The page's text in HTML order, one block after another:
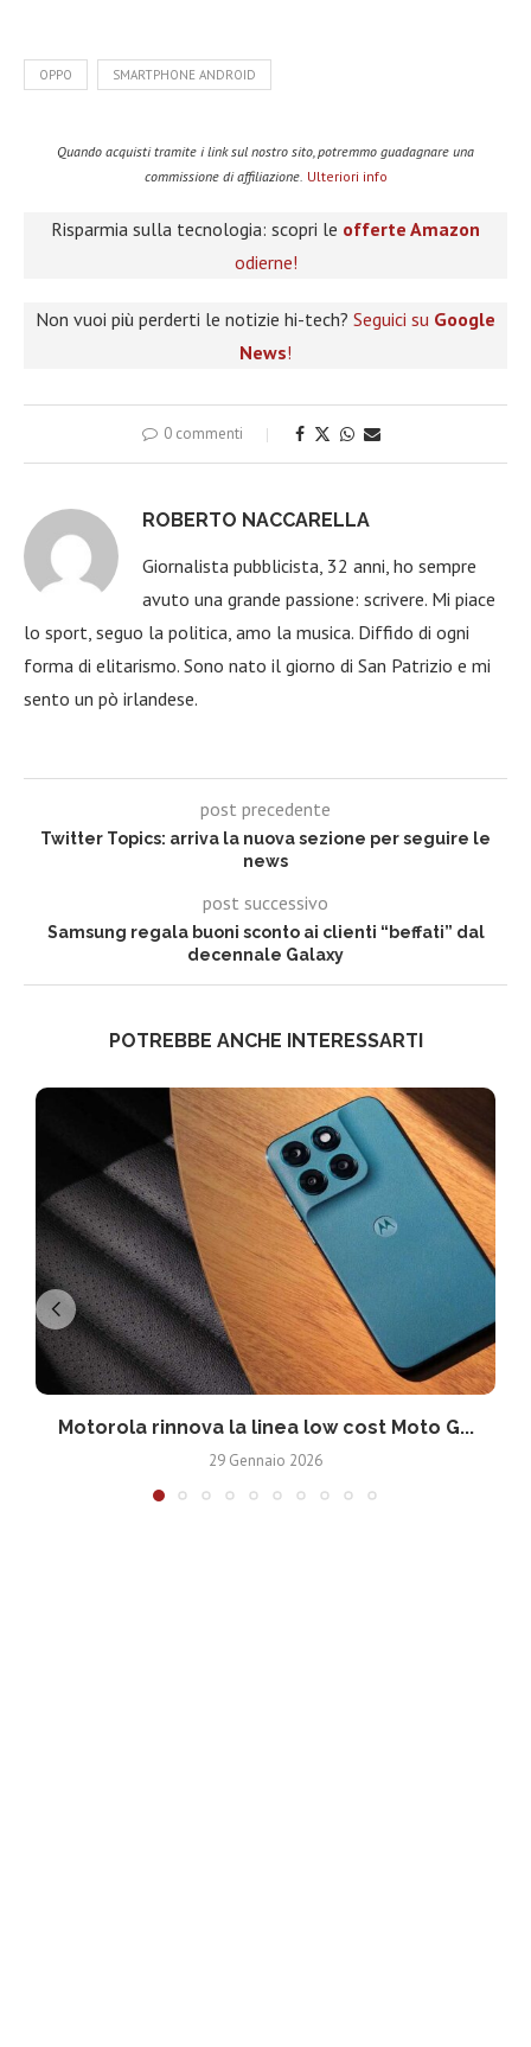
OPPO SMARTPHONE ANDROID
Quando acquisti tramite i link sul nostro sito, potremmo guadagnare una
commissione di affiliazione. Ulteriori info
Risparmia sulla tecnologia: scopri le offerte Amazon
odierne!
Non vuoi più perderti le notizie hi-tech? Seguici su Google
News!
0 commenti
ROBERTO NACCARELLA
Giornalista pubblicista, 32 anni, ho sempre
avuto una grande passione: scrivere. Mi piace
lo sport, seguo la politica, amo la musica. Diffido di ogni
forma di elitarismo. Sono nato il giorno di San Patrizio e mi
sento un pò irlandese.
post precedente
Twitter Topics: arriva la nuova sezione per seguire le
news
post successivo
Samsung regala buoni sconto ai clienti “beffati” dal
decennale Galaxy
POTREBBE ANCHE INTERESSARTI
Motorola rinnova la linea low cost Moto G...
29 Gennaio 2026